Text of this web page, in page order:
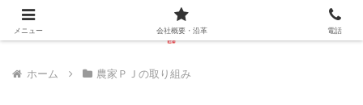
ホーム 農家ＰＪの取り組み
メニュー 会社概要・沿革 電話